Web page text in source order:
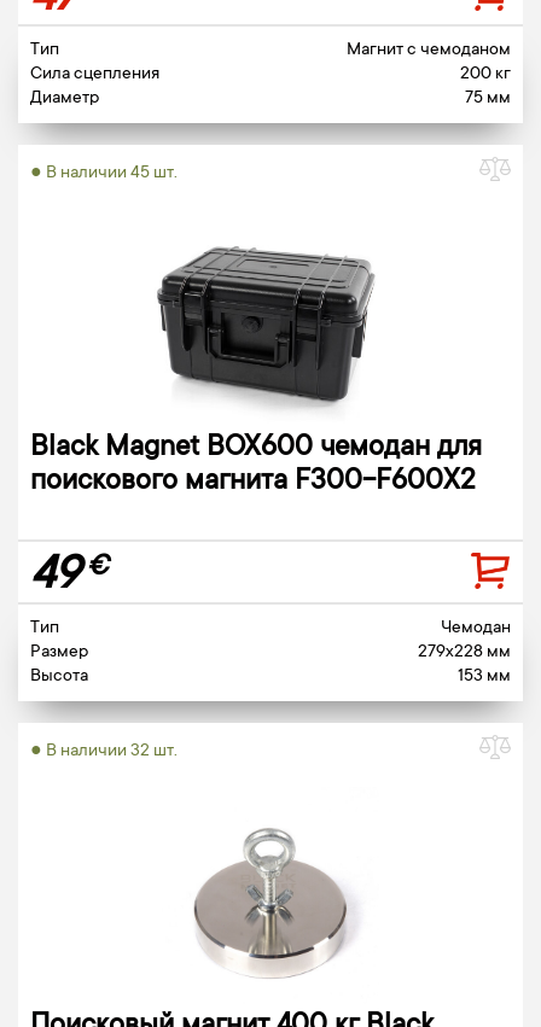
Тип
Магнит c чемоданом
Сила сцепления
200 кг
Диаметр
75 мм
● В наличии 45 шт.
Black Magnet BOX600 чемодан для
поискового магнита F300-F600X2
49€
Тип
Чемодан
Размер
279x228 мм
Высота
153 мм
● В наличии 32 шт.